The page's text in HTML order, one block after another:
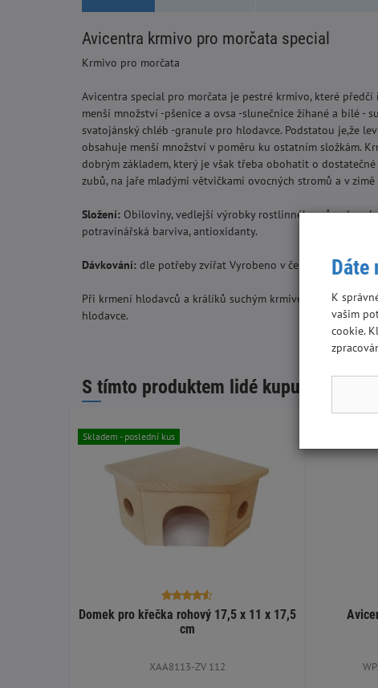
Avicentra krmivo pro morčata special
Krmivo pro morčata
Avicentra special pro morčata je pestré krmivo, které
menší množství -pšenice a ovsa -slunečnice žíhané a bílé -
svatojánský chléb -granule pro hlodavce. Podstatou je,že
obsahuje menší množství v poměru ku ostatním složkám.
dobrým základem, který je však třeba obohatit o
zubů, na jaře mladými větvičkami ovocných stromů a v
Složení: Obiloviny, vedlejší výrobky rostlinného
potravinářská barviva, antioxidanty.
Dávkování: dle potřeby zvířat Vyrobeno v české republice
Při krmení hlodavců a králíků suchým krmivem
hlodavce.
S tímto produktem lidé kupují:
Domek pro křečka rohový 17,5 x 11 x 17,5
cm
XAA8113-ZV 112
Skladem - poslední kus
Dáte
K
vašim
cookie.